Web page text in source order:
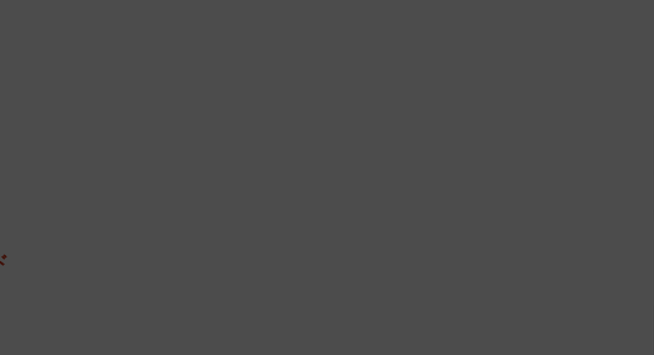
意！不倫の復讐の落とし穴
は、思わぬ形で自分自身を法的リスクに巻き込む恐れがあります。